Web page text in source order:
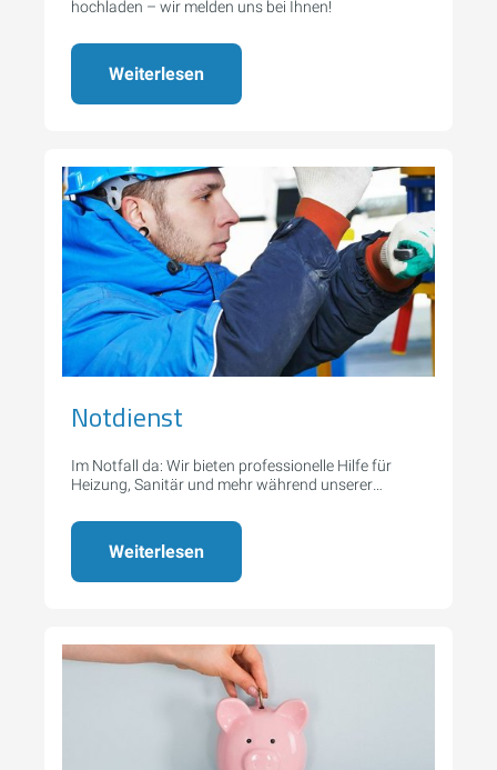
hochladen – wir melden uns bei Ihnen!
Weiterlesen
Notdienst
Im Notfall da: Wir bieten professionelle Hilfe für
Heizung, Sanitär und mehr während unserer
Weiterlesen